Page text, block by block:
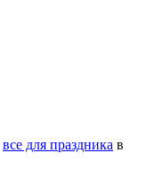
все для праздника в